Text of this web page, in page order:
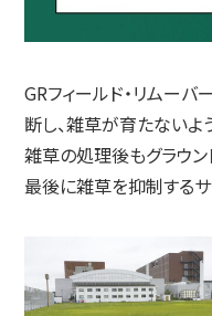
GRフィールド・リムー
断し、雑草が育たないよ
雑草の処理後もグラウン
最後に雑草を抑制するサ